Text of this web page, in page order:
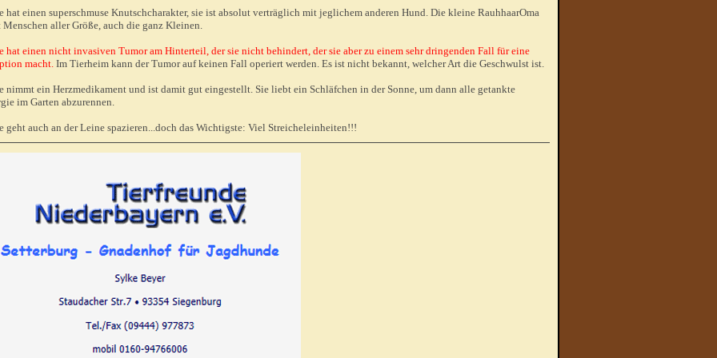
hat einen superschmuse Knutschcharakter, sie ist absolut verträglich mit jeglichem anderen Hund. Die kleine RauhhaarOma
aller Größe, auch die ganz Kleinen.
hat einen nicht invasiven Tumor am Hinterteil, der sie nicht behindert, der sie aber zu einem sehr dringenden Fall für eine
macht. Im Tierheim kann der Tumor auf keinen Fall operiert werden. Es ist nicht bekannt, welcher Art die Geschwulst ist.
nimmt ein Herzmedikament und ist damit gut eingestellt. Sie liebt ein Schläfchen in der Sonne, um dann alle getankte
im Garten abzurennen.
geht auch an der Leine spazieren...doch das Wichtigste: Viel Streicheleinheiten!!!